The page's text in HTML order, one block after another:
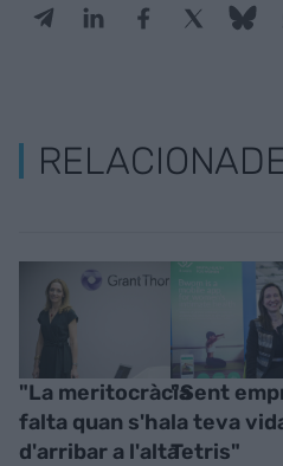
"La meritocràcia
falta quan s'ha
d'arribar a l'alta
"Sent
la teva
Tetris"